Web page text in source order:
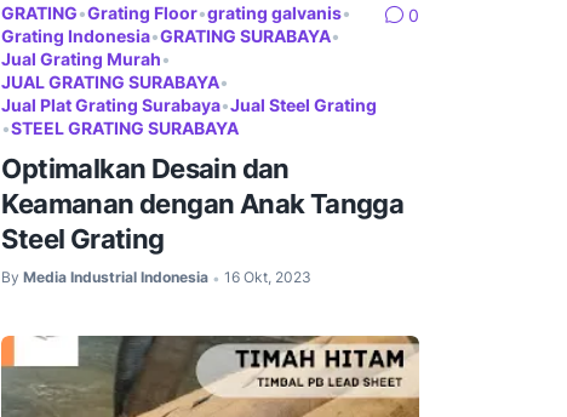
GRATING•Grating Floor•grating galvanis•
Grating Indonesia•GRATING SURABAYA•
Jual Grating Murah•
JUAL GRATING SURABAYA•
Jual Plat Grating Surabaya•Jual Steel Grating
•STEEL GRATING SURABAYA
0
Optimalkan Desain dan
Keamanan dengan Anak Tangga
Steel Grating
By Media Industrial Indonesia • 16 Okt, 2023